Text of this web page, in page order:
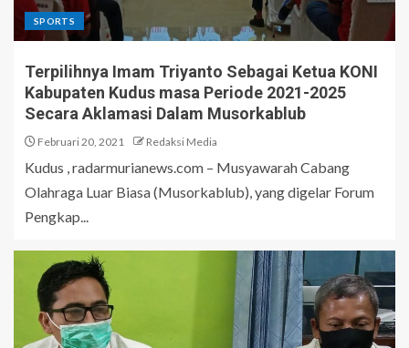
SPORTS
Terpilihnya Imam Triyanto Sebagai Ketua KONI
Kabupaten Kudus masa Periode 2021-2025
Secara Aklamasi Dalam Musorkablub
Februari 20, 2021 Redaksi Media
Kudus , radarmurianews.com – Musyawarah Cabang
Olahraga Luar Biasa (Musorkablub), yang digelar Forum
Pengkap...